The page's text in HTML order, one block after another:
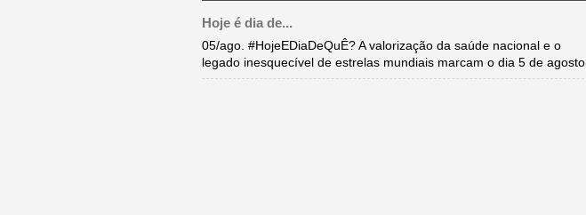
Hoje é dia de...
05/ago. #HojeEDiaDeQuÊ? A valorização da saúde nacional e o
legado inesquecível de estrelas mundiais marcam o dia 5 de agosto.